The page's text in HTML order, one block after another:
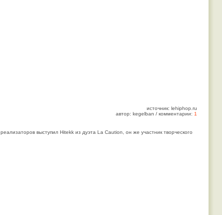
источник: lehiphop.ru
автор: kegelban / комментарии: 1
выступил Hitekk из дуэта La Caution, он же участник творческого